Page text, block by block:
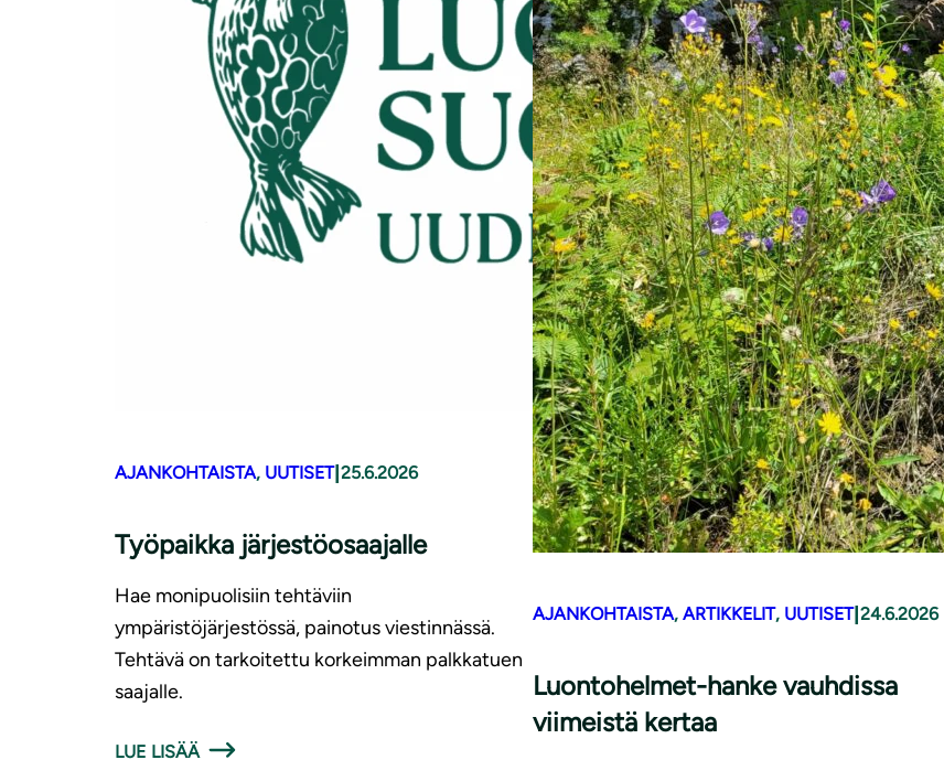
AJANKOHTAISTA, UUTISET| 25.6.2026
Työpaikka järjestöosaajalle
Hae monipuolisiin tehtäviin
ympäristöjärjestössä, painotus viestinnässä.
Tehtävä on tarkoitettu korkeimman palkkatuen
saajalle.
LUE LISÄÄ
AJANKOHTAISTA, ARTIKKELIT, UUTISET| 24.6.2026
Luontohelmet-hanke vauhdissa
viimeistä kertaa